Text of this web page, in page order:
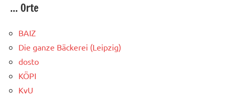
... Orte
BAIZ
Die ganze Bäckerei (Leipzig)
dosto
KÖPI
KvU